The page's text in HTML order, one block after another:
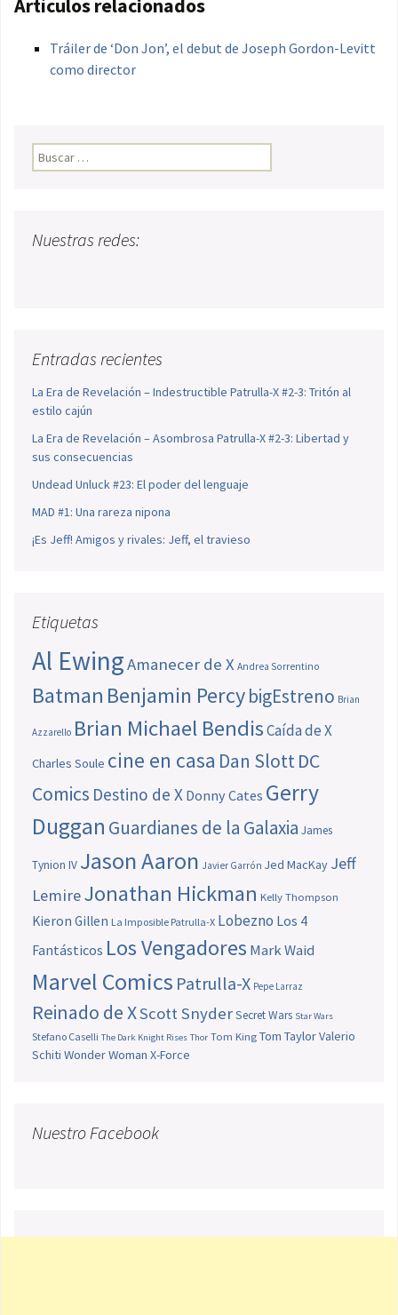
Artículos relacionados
Tráiler de ‘Don Jon’, el debut de Joseph Gordon-Levitt
como director
Buscar:
Nuestras redes:
Entradas recientes
La Era de Revelación – Indestructible Patrulla-X #2-3: Tritón al
estilo cajún
La Era de Revelación – Asombrosa Patrulla-X #2-3: Libertad y
sus consecuencias
Undead Unluck #23: El poder del lenguaje
MAD #1: Una rareza nipona
¡Es Jeff! Amigos y rivales: Jeff, el travieso
Etiquetas
Al EwingAmanecer de X Andrea Sorrentino
Batman Benjamin PercybigEstreno Brian
Azzarello Brian Michael BendisCaída de X
Charles Soule cine en casa Dan SlottDC
Comics Destino de X Donny Cates Gerry
Duggan Guardianes de la Galaxia James
Tynion IV Jason Aaron Javier Garrón Jed MacKay Jeff
LemireJonathan Hickman Kelly Thompson
Kieron Gillen La Imposible Patrulla-X Lobezno Los 4
Fantásticos Los Vengadores Mark Waid
Marvel Comics Patrulla-X Pepe Larraz
Reinado de XScott SnyderSecret Wars Star Wars
Stefano Caselli The Dark Knight Rises Thor Tom King Tom TaylorValerio
Schiti Wonder Woman X-Force
Nuestro Facebook